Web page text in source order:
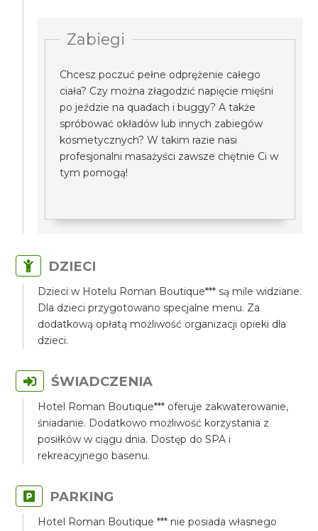
Zabiegi
Chcesz poczuć pełne odprężenie całego
ciała? Czy można złagodzić napięcie mięśni
po jeździe na quadach i buggy? A także
spróbować okładów lub innych zabiegów
kosmetycznych? W takim razie nasi
profesjonalni masażyści zawsze chętnie Ci w
tym pomogą!
DZIECI
Dzieci w Hotelu Roman Boutique*** są mile widziane.
Dla dzieci przygotowano specjalne menu. Za
dodatkową opłatą możliwość organizacji opieki dla
dzieci.
ŚWIADCZENIA
Hotel Roman Boutique*** oferuje zakwaterowanie,
śniadanie. Dodatkowo możliwość korzystania z
posiłków w ciągu dnia. Dostęp do SPA i
rekreacyjnego basenu.
PARKING
Hotel Roman Boutique *** nie posiada własnego